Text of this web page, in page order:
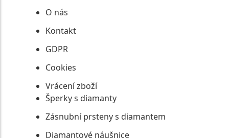
O nás
Kontakt
GDPR
Cookies
Vrácení zboží
Šperky s diamanty
Zásnubní prsteny s diamantem
Diamantové náušnice